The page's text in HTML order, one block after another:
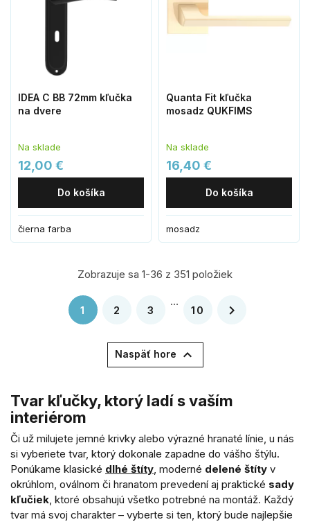
IDEA C BB 72mm kľučka
na dvere
Na sklade
12,00 €
Do košíka
čierna farba
Quanta Fit kľučka
mosadz QUKFIMS
Na sklade
16,40 €
Do košíka
mosadz
Zobrazuje sa 1-36 z 351 položiek
1 2 3
…
10 
Naspäť hore 
Tvar kľučky, ktorý ladí s vaším
interiérom
Či už milujete jemné krivky alebo výrazné hranaté línie, u nás
si vyberiete tvar, ktorý dokonale zapadne do vášho štýlu.
Ponúkame klasické dlhé štíty , moderné delené štíty v
okrúhlom, oválnom či hranatom prevedení aj praktické sady
kľučiek , ktoré obsahujú všetko potrebné na montáž. Každý
tvar má svoj charakter – vyberte si ten, ktorý bude najlepšie